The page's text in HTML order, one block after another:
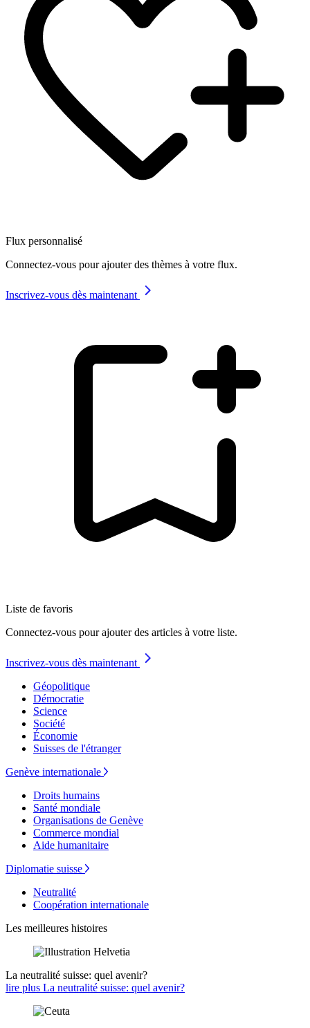
Flux personnalisé
Connectez-vous pour ajouter des thèmes à votre flux.
Inscrivez-vous dès maintenant
Liste de favoris
Connectez-vous pour ajouter des articles à votre liste.
Inscrivez-vous dès maintenant
Géopolitique
Démocratie
Science
Société
Économie
Suisses de l'étranger
Genève internationale
Droits humains
Santé mondiale
Organisations de Genève
Commerce mondial
Aide humanitaire
Diplomatie suisse
Neutralité
Coopération internationale
Les meilleures histoires
La neutralité suisse: quel avenir?
lire plus La neutralité suisse: quel avenir?